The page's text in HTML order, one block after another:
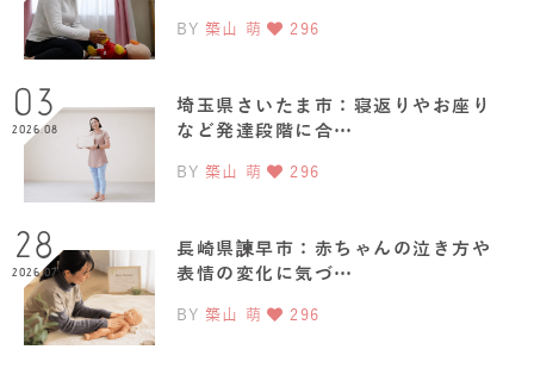
BY 築山 萌 296
03
2026.08
埼玉県さいたま市：寝返りやお座り
など発達段階に合…
BY 築山 萌 296
28
2026.07
長崎県諫早市：赤ちゃんの泣き方や
表情の変化に気づ…
BY 築山 萌 296